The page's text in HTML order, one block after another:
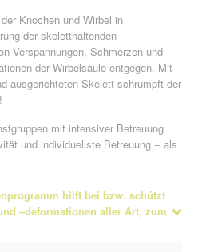
Knochen und Wirbel in
der skeletthaltenden
Verspannungen, Schmerzen und
der Wirbelsäule entgegen. Mit
ausgerichteten Skelett schrumpft der
mit intensiver Betreuung
und individuellste Betreuung − als
hilft bei bzw. schützt
–deformationen aller Art, zum